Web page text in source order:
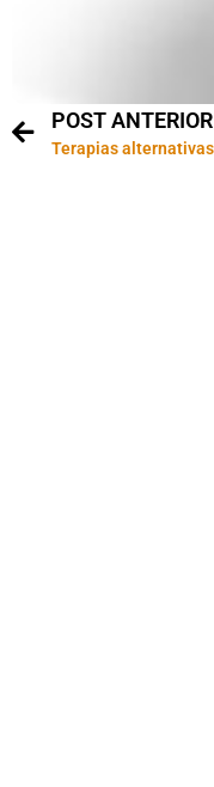
POST ANTERIOR